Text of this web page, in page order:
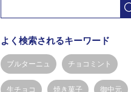
よく検索されるキーワード
ブルターニュ チョコミント
生チョコ 焼き菓子 御中元